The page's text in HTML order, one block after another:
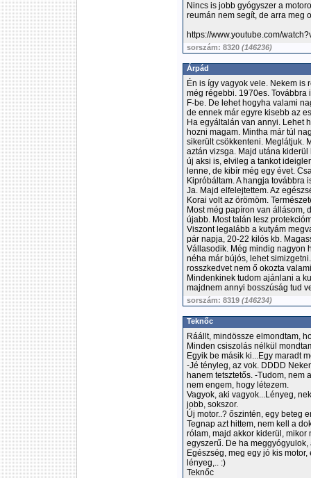
Nincs is jobb gyógyszer a
reumán nem segít, de arra meg
https://www.youtube.com/
sorszám: 8320 (146236)
Árpád
Én is így vagyok vele. Nekem
még régebbi. 1970es.
F-be. De lehet hogyha valami
de ennek már egyre kisebb az
Ha egyáltalán van annyi. Lehet
hozni magam. Mintha már túl
sikerült csökkenteni. Meglátjuk.
aztán vizsga. Majd utána
új aksi is, elvileg a tankot
lenne, de kibír még egy évet.
Kipróbáltam. A hangja továbbra
Ja. Majd elfelejtettem. Az
Korai volt az örömöm.
Most még papíron van állásom,
újabb. Most talán lesz
Viszont legalább a kutyám
pár napja, 20-22 kilós kb.
Vállasodik. Még mindig nagyon
néha már bújós, lehet
rosszkedvet nem ő okozta
Mindenkinek tudom ajánlani a
majdnem annyi bosszúság tud
sorszám: 8319 (146234)
Teknőc
Ráállt, mindössze elmondtam,
Minden csiszolás nélkül
Egyik be másik ki...Egy maradt
-Jé tényleg, az vok. DDDD
hanem tetsztetős. -Tudom, nem
nem engem, hogy létezem.
Vagyok, aki vagyok...Lényeg,
jobb, sokszor.
Új motor..? őszintén, egy beteg
Tegnap azt hittem, nem kell a
rólam, majd akkor kiderül, mikor
egyszerű. De ha
Egészség, meg egy jó kis
lényeg,.. :)
Teknőc